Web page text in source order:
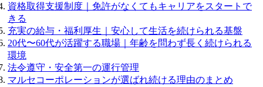
資格取得支援制度｜免許がなくてもキャリアをスタートで
きる
充実の給与・福利厚生｜安心して生活を続けられる基盤
20代〜60代が活躍する職場｜年齢を問わず長く続けられる
環境
法令遵守・安全第一の運行管理
マルセコーポレーションが選ばれ続ける理由のまとめ